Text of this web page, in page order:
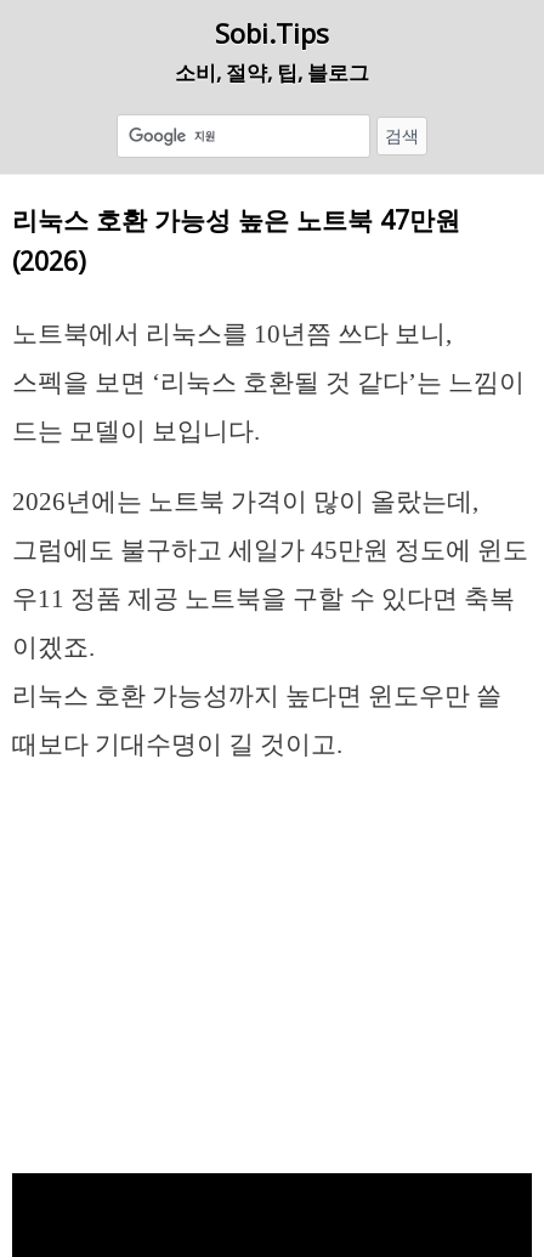
Sobi.Tips
소비, 절약, 팁, 블로그
리눅스 호환 가능성 높은 노트북 47만원
(2026)
노트북에서 리눅스를 10년쯤 쓰다 보니,
스펙을 보면 ‘리눅스 호환될 것 같다’는 느낌이
드는 모델이 보입니다.
2026년에는 노트북 가격이 많이 올랐는데,
그럼에도 불구하고 세일가 45만원 정도에 윈도
우11 정품 제공 노트북을 구할 수 있다면 축복
이겠죠.
리눅스 호환 가능성까지 높다면 윈도우만 쓸
때보다 기대수명이 길 것이고.